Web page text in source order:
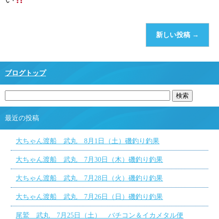
新しい投稿 →
ブログトップ
最近の投稿
大ちゃん渡船 武丸 8月1日（土）磯釣り釣果
大ちゃん渡船 武丸 7月30日（木）磯釣り釣果
大ちゃん渡船 武丸 7月28日（火）磯釣り釣果
大ちゃん渡船 武丸 7月26日（日）磯釣り釣果
尾鷲 武丸 7月25日（土） バチコン＆イカメタル便